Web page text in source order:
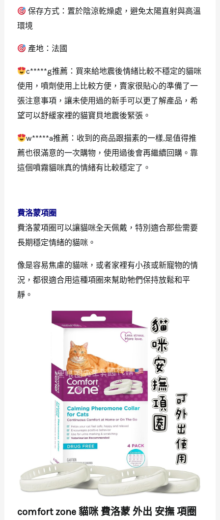
保存方式：置於陰涼乾燥處，避免太陽直射與高溫
環境
產地：法國
c*****g推薦： 買來給地震後情緒比較不穩定的貓咪
使用，噴劑使用上比較方便，賣家很貼心的準備了一
張注意事項，讓未使用過的新手可以更了解產品，希
望可以舒緩家裡的貓寶貝地震後緊張。
w*****a推薦： 收到的商品跟描素的一樣,是值得推
薦也很滿意的一次購物，使用過後會再繼續回購。靠
這個噴霧貓咪真的情緒有比較穩定了。
費洛蒙項圈
費洛蒙項圈可以讓貓咪全天佩戴，特別適合那些需要
長期穩定情緒的貓咪。
像是容易焦慮的貓咪，或者家裡有小孩或新寵物的情
況，都很適合用這種項圈來幫助牠們保持放鬆和平
靜。
comfort zone 貓咪 費洛蒙 外出 安撫 項圈